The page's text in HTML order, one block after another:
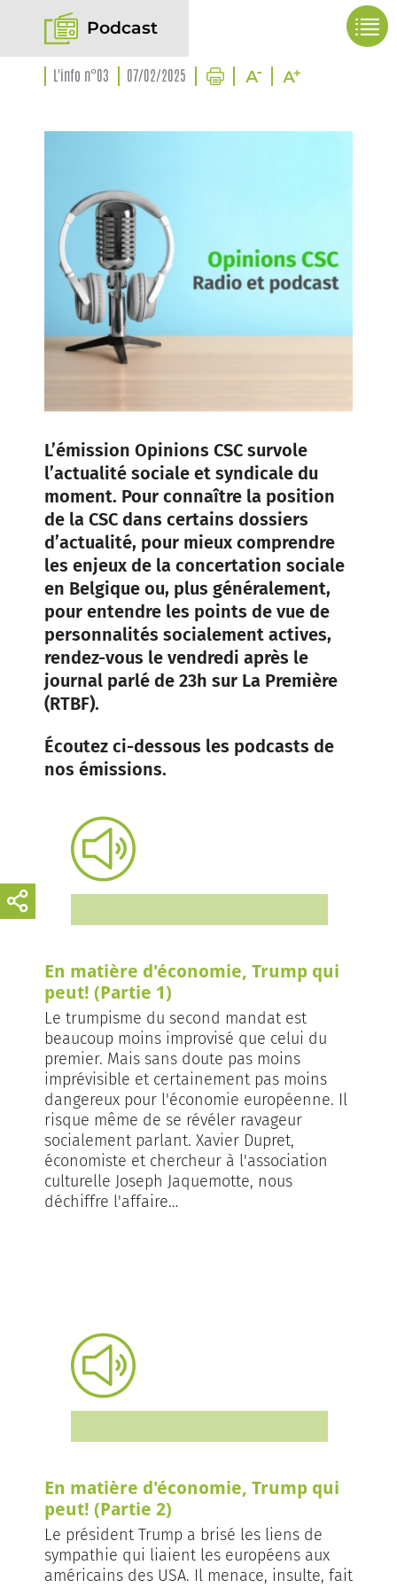
Podcast
L'info n°03 07/02/2025
L’émission Opinions CSC survole
l’actualité sociale et syndicale du
moment. Pour connaître la position
de la CSC dans certains dossiers
d’actualité, pour mieux comprendre
les enjeux de la concertation sociale
en Belgique ou, plus généralement,
pour entendre les points de vue de
personnalités socialement actives,
rendez-vous le vendredi après le
journal parlé de 23h sur La Première
(RTBF).
Écoutez ci-dessous les podcasts de
nos émissions.
En matière d'économie, Trump qui
peut! (Partie 1)
Le trumpisme du second mandat est
beaucoup moins improvisé que celui du
premier. Mais sans doute pas moins
imprévisible et certainement pas moins
dangereux pour l'économie européenne. Il
risque même de se révéler ravageur
socialement parlant. Xavier Dupret,
économiste et chercheur à l'association
culturelle Joseph Jaquemotte, nous
déchiffre l'affaire…
En matière d'économie, Trump qui
peut! (Partie 2)
Le président Trump a brisé les liens de
sympathie qui liaient les européens aux
américains des USA. Il menace, insulte, fait